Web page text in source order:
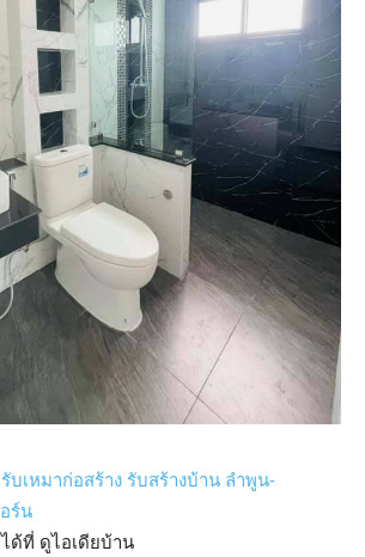
รับเหมาก่อสร้าง รับสร้างบ้าน ลำพูน-
ร์น
ด้ที่ ดูไอเดียบ้าน